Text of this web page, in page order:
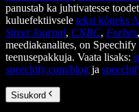
panustab ka juhtivatesse
kuluefektiivsele tekst kõneks
Street Journal, CNBC, Forbes,
meediakanalites, on
teenusepakkuja. Vaata lisaks:
speechify.com/blog ja
Sisukord